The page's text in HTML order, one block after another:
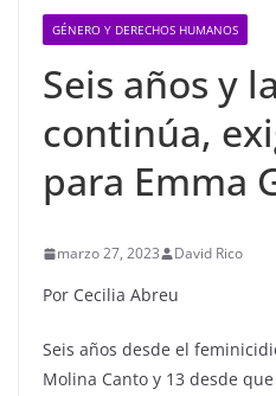
GÉNERO Y DERECHOS HUMANOS
Seis años y
continúa,
para Emma
marzo 27, 2023 David Rico
Por Cecilia Abreu
Seis años desde el
Molina Canto y 13 desde